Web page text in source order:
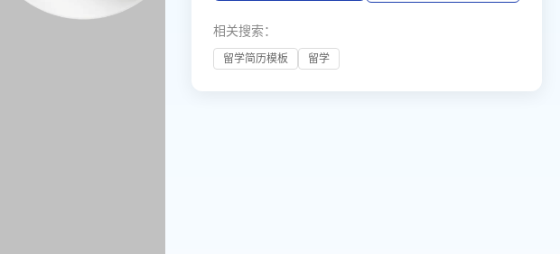
相关搜索：
留学简历模板 留学